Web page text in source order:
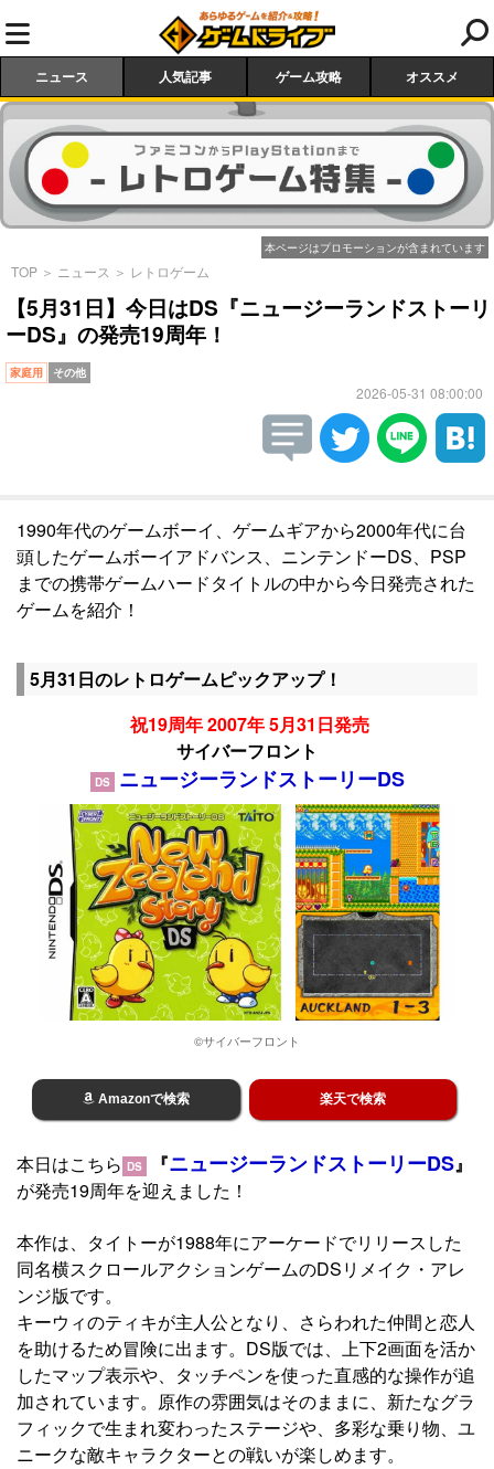
ニュース 人気記事 ゲーム攻略 オススメ
本ページはプロモーションが含まれています
TOP ＞ ニュース ＞ レトロゲーム
【5月31日】今日はDS『ニュージーランドストーリ
ーDS』の発売19周年！
家庭用 その他
2026-05-31 08:00:00
1990年代のゲームボーイ、ゲームギアから2000年代に台
頭したゲームボーイアドバンス、ニンテンドーDS、PSP
までの携帯ゲームハードタイトルの中から今日発売された
ゲームを紹介！
5月31日のレトロゲームピックアップ！
祝19周年 2007年 5月31日発売
サイバーフロント
DS ニュージーランドストーリーDS
©サイバーフロント
Amazonで検索 楽天で検索
本日はこちら DS 『ニュージーランドストーリーDS』
が発売19周年を迎えました！
本作は、タイトーが1988年にアーケードでリリースした
同名横スクロールアクションゲームのDSリメイク・アレ
ンジ版です。
キーウィのティキが主人公となり、さらわれた仲間と恋人
を助けるため冒険に出ます。DS版では、上下2画面を活か
したマップ表示や、タッチペンを使った直感的な操作が追
加されています。原作の雰囲気はそのままに、新たなグラ
フィックで生まれ変わったステージや、多彩な乗り物、ユ
ニークな敵キャラクターとの戦いが楽しめます。